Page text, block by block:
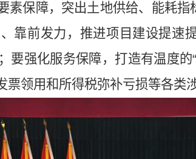
素保障，突出土地供给、能耗
靠前发力，推进项目建设提速
要强化服务保障，打造有温度
领用和所得税弥补亏损等各类